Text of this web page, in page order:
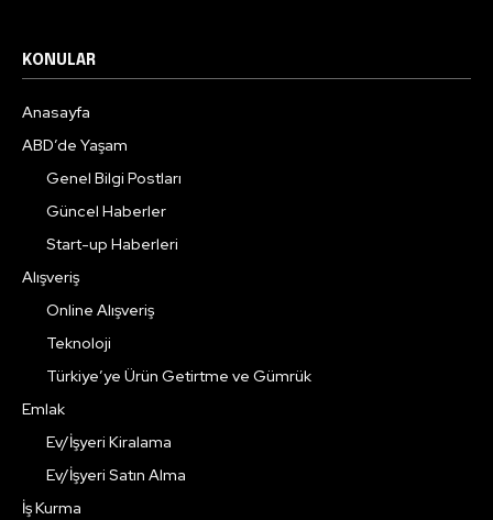
KONULAR
Anasayfa
ABD’de Yaşam
Genel Bilgi Postları
Güncel Haberler
Start-up Haberleri
Alışveriş
Online Alışveriş
Teknoloji
Türkiye’ye Ürün Getirtme ve Gümrük
Emlak
Ev/İşyeri Kiralama
Ev/İşyeri Satın Alma
İş Kurma